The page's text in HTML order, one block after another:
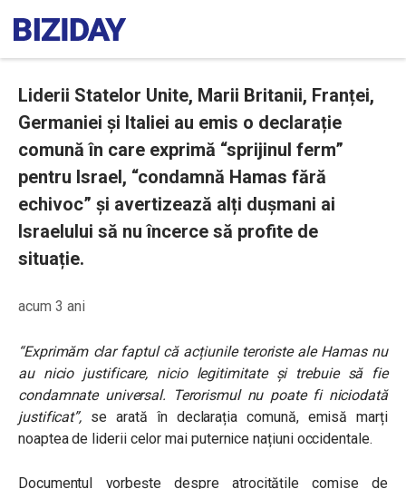
Liderii Statelor Unite, Marii Britanii, Franței,
Germaniei și Italiei au emis o declarație
comună în care exprimă “sprijinul ferm”
pentru Israel, “condamnă Hamas fără
echivoc” și avertizează alți dușmani ai
Israelului să nu încerce să profite de
situație.
acum 3 ani
“Exprimăm clar faptul că acțiunile teroriste ale Hamas nu
au nicio justificare, nicio legitimitate și trebuie să fie
condamnate universal. Terorismul nu poate fi niciodată
justificat”, se arată în declarația comună, emisă marți
noaptea de liderii celor mai puternice națiuni occidentale.
Documentul vorbește despre atrocitățile comise de